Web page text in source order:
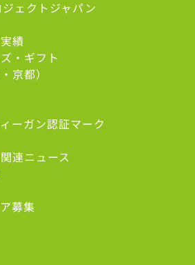
ェクトジャパン
績
・ギフト
京都）
ーガン認証マーク
連ニュース
募集